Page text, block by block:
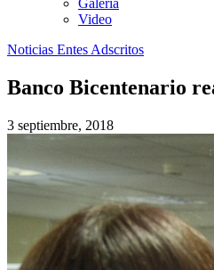
Galería
Video
Noticias Entes Adscritos
Banco Bicentenario
3 septiembre, 2018